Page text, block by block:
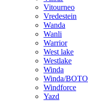
Vitourneo
Vredestein
Wanda
Wanli
Warrior
West lake
Westlake
Winda
Winda/BOTO
Windforce
Yazd